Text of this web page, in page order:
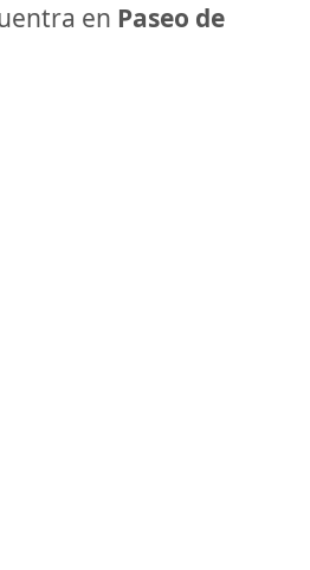
en Paseo de